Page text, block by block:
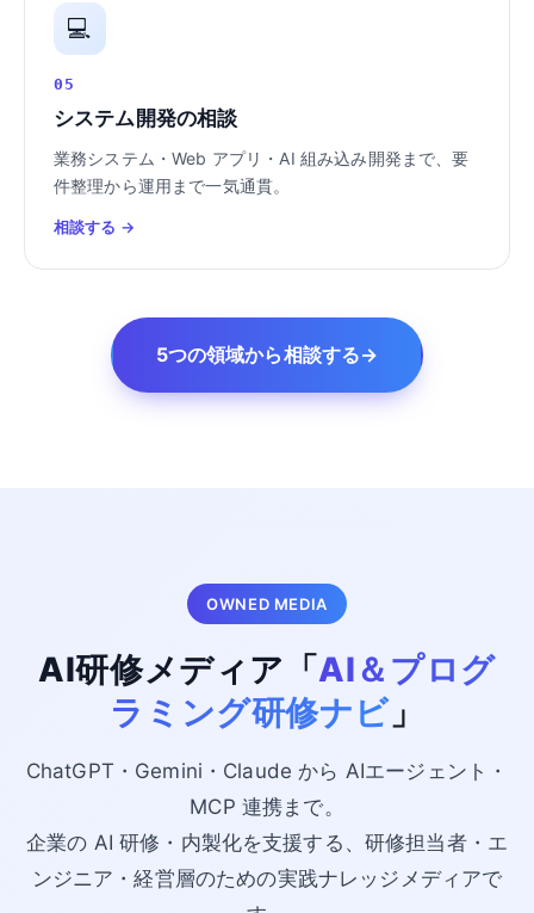
💻
05
システム開発の相談
業務システム・Web アプリ・AI 組み込み開発まで、要
件整理から運用まで一気通貫。
相談する →
5つの領域から相談する→
OWNED MEDIA
AI研修メディア「AI＆プログ
ラミング研修ナビ」
ChatGPT・Gemini・Claude から AIエージェント・
MCP 連携まで。
企業の AI 研修・内製化を支援する、研修担当者・エ
ンジニア・経営層のための実践ナレッジメディアで